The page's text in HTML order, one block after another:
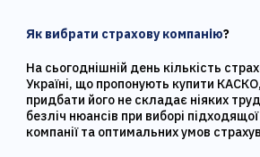
Як вибрати страхову компанію?
На сьогоднішній день кількість
Україні, що пропонують купити
придбати його не складає ніяких
безліч нюансів при виборі
компанії та оптимальних умов